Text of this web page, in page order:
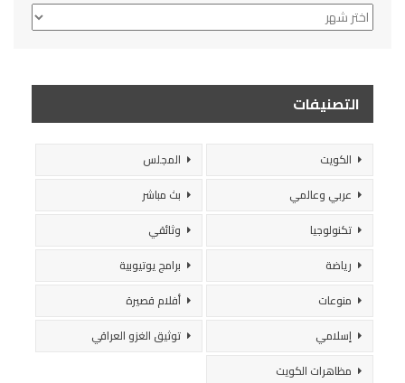
الأرشيف
التصنيفات
الكويت
المجلس
عربي وعالمي
بث مباشر
تكنولوجيا
وثائقي
رياضة
برامج يوتيوبية
منوعات
أفلام قصيرة
إسلامي
توثيق الغزو العراقي
مظاهرات الكويت